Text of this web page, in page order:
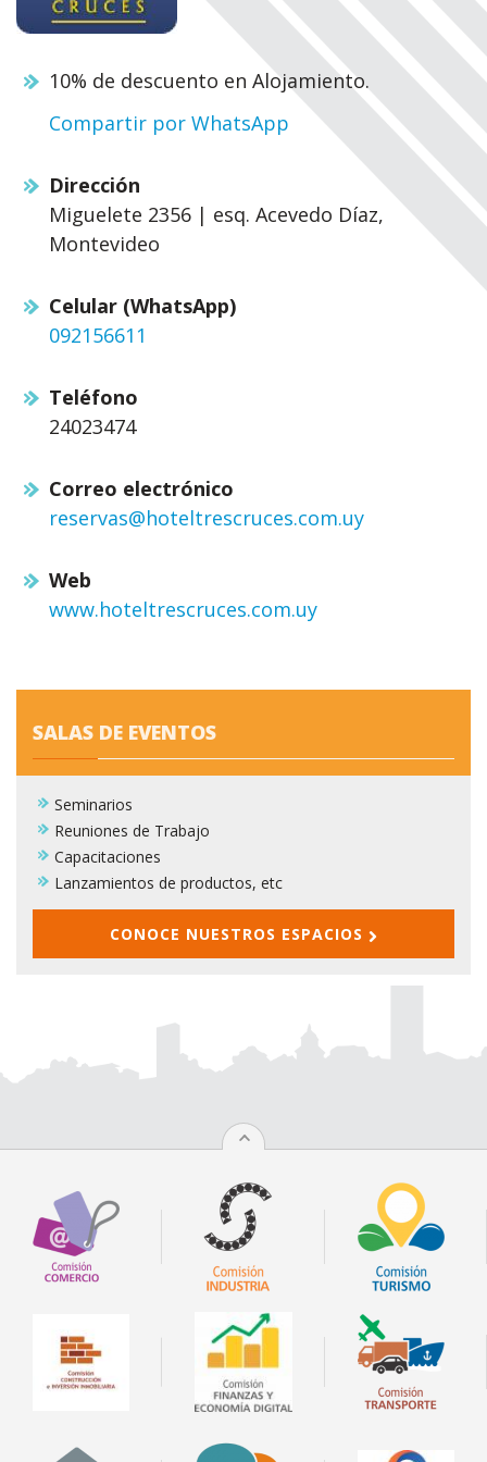
10% de descuento en Alojamiento.
Compartir por WhatsApp
Dirección
Miguelete 2356 | esq. Acevedo Díaz,
Montevideo
Celular (WhatsApp)
092156611
Teléfono
24023474
Correo electrónico
reservas@hoteltrescruces.com.uy
Web
www.hoteltrescruces.com.uy
SALAS DE EVENTOS
Seminarios
Reuniones de Trabajo
Capacitaciones
Lanzamientos de productos, etc
CONOCE NUESTROS ESPACIOS